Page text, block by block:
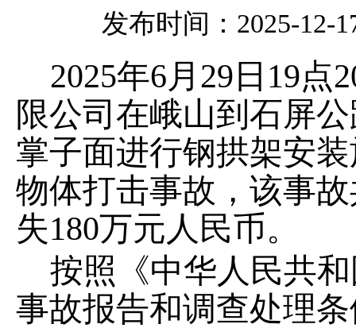
发布时间：2025-12-
2025年6月 29 日 19点
限公司 在峨山到石屏
掌子面进行钢拱架安装
物体打击事故，该事
失180万元人民币。
按照《中华人民共
事故报告和调查处理